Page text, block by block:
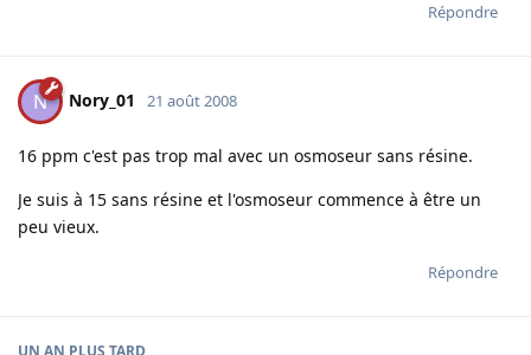
Répondre
N Nory_01 21 août 2008
16 ppm c'est pas trop mal avec un osmoseur sans résine.
Je suis à 15 sans résine et l'osmoseur commence à être un
peu vieux.
Répondre